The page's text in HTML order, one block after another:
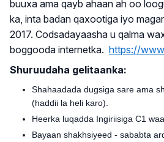
buuxa ama qayb ahaan ah oo
ka, inta badan qaxootiga iyo
2017. Codsadayaasha u qalma
boggooda internetka. https://
Shuruudaha gelitaanka:
Shahaadada dugsiga sare ama
(haddii la heli karo).
Heerka luqadda Ingiriisiga C1
Bayaan shakhsiyeed - sababta